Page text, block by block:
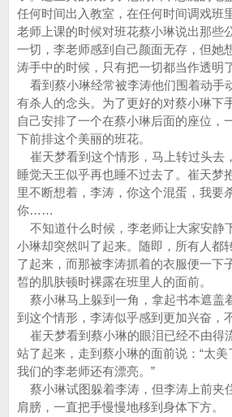
任何时间出入教室，在任何时间调戏班
老师上课的时候对班花蔡小琳说出那些
一切，李老师感到自己颜面无存，但她
涛手中的时候，只有把一切都当作透明了
看到蔡小琳经常被李涛他们围着动手
有杀人的念头。为了更好的对蔡小琳下
自己安排了一个在蔡小琳后面的座位，
下前排这个美丽的班花。
崔天梦看到这个情形，马上转过头去
睡觉天王似乎再也睡不过去了。崔天梦
里不断想着，李涛，你这个混蛋，我要
你……
不知道什么时候，李老师让大家安静
小琳却突然叫了起来。随即，所有人都
了起来，而那被李涛抓着的衣服便一下
皙的肌肤顿时裸露在班里人的面前。
蔡小琳马上躲到一角，拿起书本遮盖
到这个情形，李涛似乎感到更加兴奋，
崔天梦看到蔡小琳的眼泪已经不由得
站了起来，走到蔡小琳的面前说：“太
我们的李老师还有漂亮。”
蔡小琳试图躲着李涛，但李涛上前夹
肩膀，一直把手慢慢地移到身体下方。